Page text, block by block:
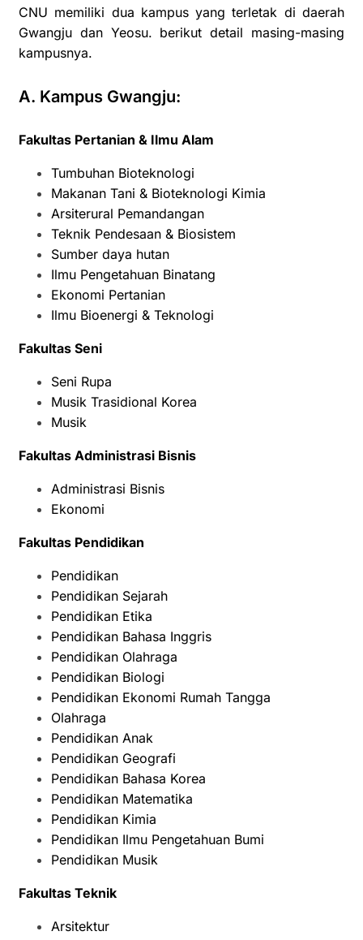
CNU memiliki dua kampus yang terletak di daerah
Gwangju dan Yeosu. berikut detail masing-masing
kampusnya.
A. Kampus Gwangju:
Fakultas Pertanian & Ilmu Alam
Tumbuhan Bioteknologi
Makanan Tani & Bioteknologi Kimia
Arsiterural Pemandangan
Teknik Pendesaan & Biosistem
Sumber daya hutan
Ilmu Pengetahuan Binatang
Ekonomi Pertanian
Ilmu Bioenergi & Teknologi
Fakultas Seni
Seni Rupa
Musik Trasidional Korea
Musik
Fakultas Administrasi Bisnis
Administrasi Bisnis
Ekonomi
Fakultas Pendidikan
Pendidikan
Pendidikan Sejarah
Pendidikan Etika
Pendidikan Bahasa Inggris
Pendidikan Olahraga
Pendidikan Biologi
Pendidikan Ekonomi Rumah Tangga
Olahraga
Pendidikan Anak
Pendidikan Geografi
Pendidikan Bahasa Korea
Pendidikan Matematika
Pendidikan Kimia
Pendidikan Ilmu Pengetahuan Bumi
Pendidikan Musik
Fakultas Teknik
Arsitektur